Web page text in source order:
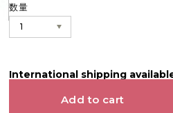
数量
International shipping
Add to cart